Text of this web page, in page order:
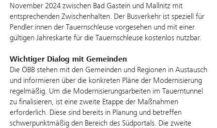
November 2024 zwischen Bad Gastein und Mallnitz mit
entsprechenden Zwischenhalten. Der Busverkehr ist speziell für
Pendler:innen der Tauernschleuse vorgesehen und mit einer
gültigen Jahreskarte für die Tauernschleuse kostenlos nutzbar.
Wichtiger Dialog mit Gemeinden
Die ÖBB stehen mit den Gemeinden und Regionen in Austausch
und informieren über die konkreten Pläne der Modernisierung
regelmäßig. Um die Modernisierungsarbeiten im Tauerntunnel
zu finalisieren, ist eine zweite Etappe der Maßnahmen
erforderlich. Diese sind bereits in Planung und betreffen
schwerpunktmäßig den Bereich des Südportals. Die zweite